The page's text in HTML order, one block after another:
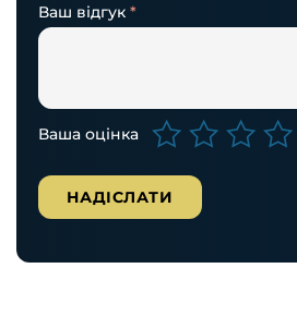
Ваша оцінка
Ваш відгук *